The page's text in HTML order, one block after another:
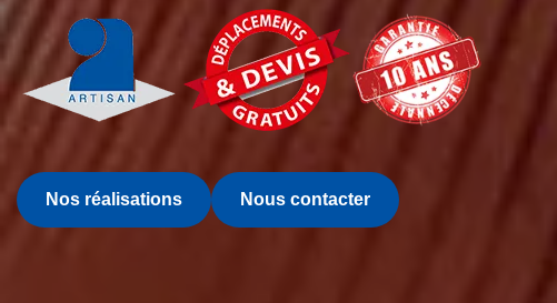
Nos réalisations Nous contacter